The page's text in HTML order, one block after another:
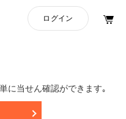
に当せん確認ができます｡